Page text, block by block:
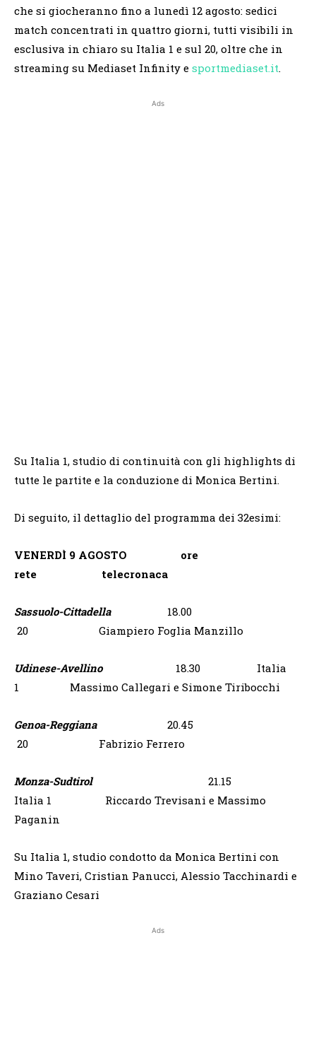
che si giocheranno fino a lunedì 12 agosto: sedici
match concentrati in quattro giorni, tutti visibili in
esclusiva in chiaro su Italia 1 e sul 20, oltre che in
streaming su Mediaset Infinity e sportmediaset.it.
Ads
Su Italia 1, studio di continuità con gli highlights di
tutte le partite e la conduzione di Monica Bertini.
Di seguito, il dettaglio del programma dei 32esimi:
VENERDÌ 9 AGOSTO ore
rete telecronaca
Sassuolo-Cittadella18.00
20 Giampiero Foglia Manzillo
Udinese-Avellino18.30 Italia
1 Massimo Callegari e Simone Tiribocchi
Genoa-Reggiana20.45
20 Fabrizio Ferrero
Monza-Sudtirol
21.15
Italia 1 Riccardo Trevisani e Massimo
Paganin
Su Italia 1, studio condotto da Monica Bertini con
Mino Taveri, Cristian Panucci, Alessio Tacchinardi e
Graziano Cesari
Ads